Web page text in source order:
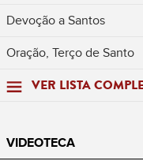
Devoção a Santos
Oração, Terço de Santo
VER LISTA
VIDEOTECA